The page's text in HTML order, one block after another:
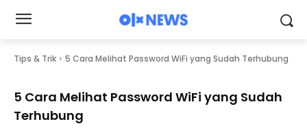
Tips & Trik 5 Cara Melihat Password WiFi yang Sudah Terhubung
5 Cara Melihat Password WiFi yang Sudah
Terhubung